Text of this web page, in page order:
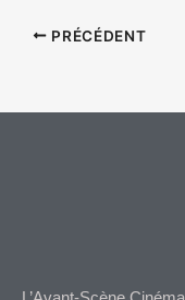
PRÉCÉDENT